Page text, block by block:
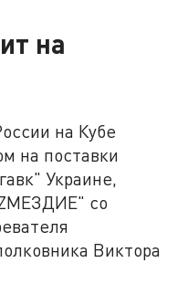
на
на Кубе
на поставки
Украине,
со
Виктора